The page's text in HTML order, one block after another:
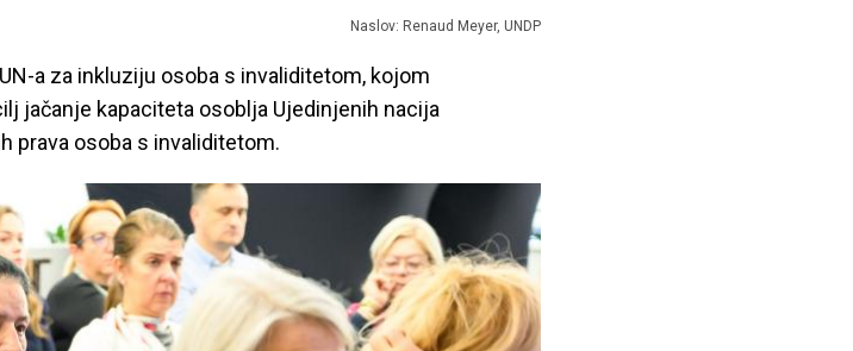
Naslov: Renaud Meyer, UNDP
a za inkluziju osoba s invaliditetom, kojom
jačanje kapaciteta osoblja Ujedinjenih nacija
prava osoba s invaliditetom.